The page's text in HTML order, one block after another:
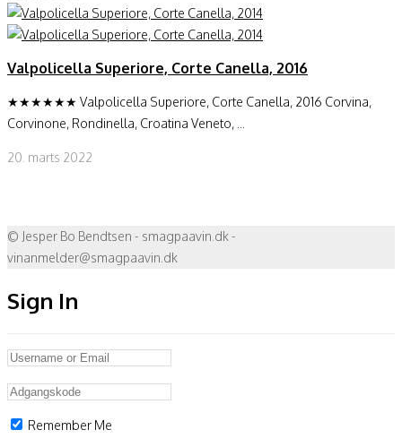
Valpolicella Superiore, Corte Canella, 2016
★★★★★★ Valpolicella Superiore, Corte Canella, 2016 Corvina,
Corvinone, Rondinella, Croatina Veneto, ...
20. marts 2022
© Jesper Bo Bendtsen - smagpaavin.dk -
vinanmelder@smagpaavin.dk
Sign In
Remember Me